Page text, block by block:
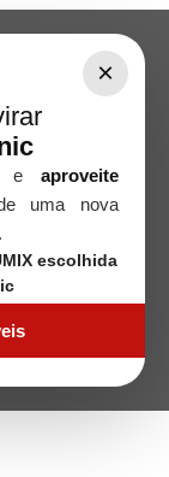
×
eaproveite
uma nova
escolhida